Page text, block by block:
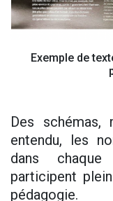
Exemple de
Des
entendu, les
dans chaque
participent
pédagogie.